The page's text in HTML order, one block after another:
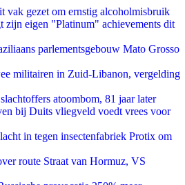
vak gezet om ernstig alcoholmisbruik
eigen "Platinum" achievements dit
parlementsgebouw Mato Grosso
militairen in Zuid-Libanon, vergelding
atoombom, 81 jaar later
bij Duits vliegveld voedt vrees voor
in tegen insectenfabriek Protix om
route Straat van Hormuz, VS